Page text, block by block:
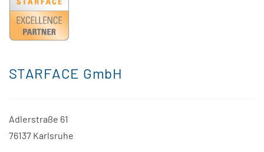
STARFACE GmbH
Adlerstraße 61
76137 Karlsruhe